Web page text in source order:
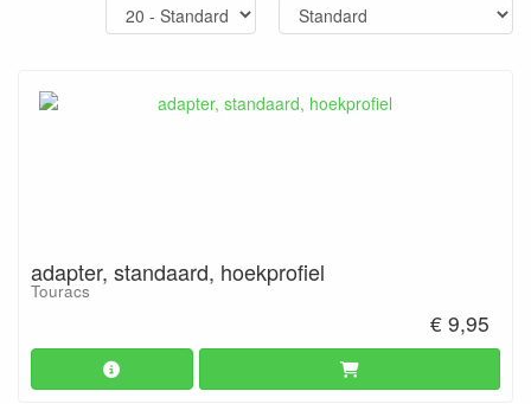
adapter, standaard, hoekprofiel
Touracs
€ 9,95